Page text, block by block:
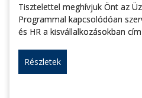
Tisztelettel meghívjuk Önt az
Programmal kapcsolódóan
és HR a kisvállalkozásokban
Részletek